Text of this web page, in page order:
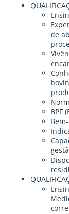
de
BPF